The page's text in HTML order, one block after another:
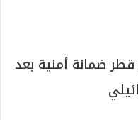
ضمانة أمنية بعد